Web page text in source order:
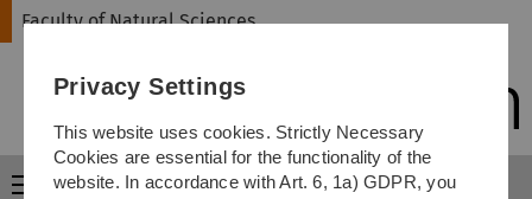
Skip
Skip
Skip
Skip
Faculty of Natural Sciences
Menu
Privacy Settings
This website uses cookies. Strictly Necessary
Cookies are essential for the functionality of the
website. In accordance with Art. 6, 1a) GDPR, you